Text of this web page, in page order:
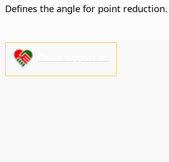
Defines the angle for point reduction.